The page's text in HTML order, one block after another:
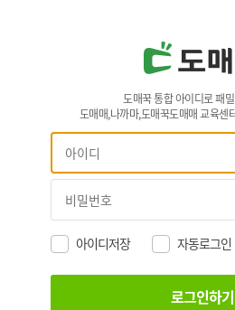
도매꾹 통합 아이디로 패
도매매,나까마,도매꾹도매매 교육센
아이디저장 자동로그인